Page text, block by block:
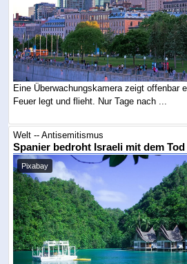
Eine Überwachungskamera zeigt offenbar
Feuer legt und flieht. Nur Tage nach ...
Welt -- Antisemitismus
Spanier bedroht Israeli mit dem
Pixabay